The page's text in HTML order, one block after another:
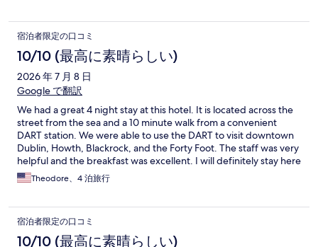
宿泊者限定の口コミ
10/10 (最高に素晴らしい)
2026 年 7 月 8 日
Google で翻訳
We had a great 4 night stay at this hotel. It is located across the
street from the sea and a 10 minute walk from a convenient
DART station. We were able to use the DART to visit downtown
Dublin, Howth, Blackrock, and the Forty Foot. The staff was very
helpful and the breakfast was excellent. I will definitely stay here
again next time I am in Dublin.
Theodore、4 泊旅行
宿泊者限定の口コミ
10/10 (最高に素晴らしい)